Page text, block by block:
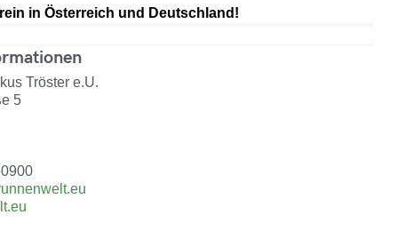
in Österreich und Deutschland!
Tröster e.U.
5